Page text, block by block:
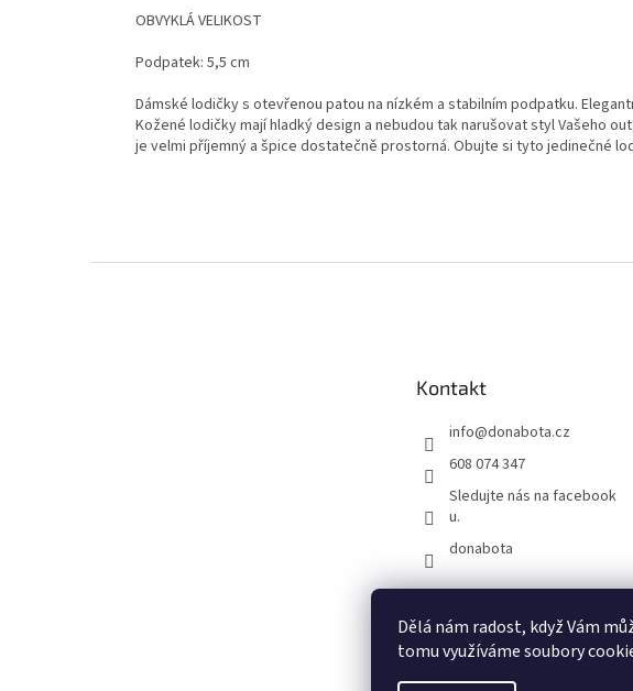
Dělá nám radost, když Vám
tomu využíváme soubory
OBVYKLÁ VELIKOST
Podpatek: 5,5 cm
Dámské lodičky s otevřenou patou na nízkém a stabilním podpatku.
Kožené lodičky mají hladký design a nebudou tak narušovat styl Vašeho
je velmi příjemný a špice dostatečně prostorná. Obujte si tyto jedinečné
Kontakt
info@donabota.cz
608 074 347
Sledujte nás na facebook
u.
donabota